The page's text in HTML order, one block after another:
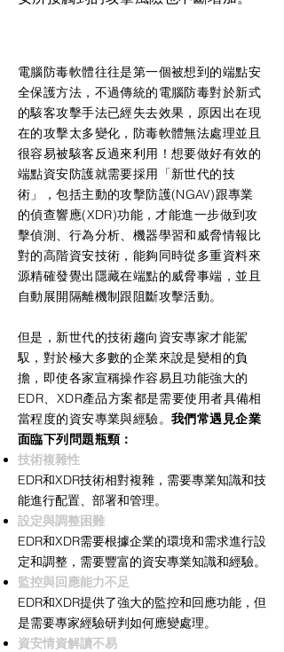
電腦防毒軟體往往是第一個被想到的端點安
全保護方法，不過傳統的電腦防毒對於新式
的駭客攻擊手法已經失去效果，原因出在現
在的攻擊太多變化，防毒軟體無法處理並且
很容易被駭客反過來利用！想要做好有效的
端點資安防護就需要採用「新世代的技
術」，包括主動的攻擊防護(NGAV)跟專業
的偵查響應(XDR)功能，才能進一步做到攻
擊偵測、行為分析、機器學習和威脅情報比
對的高階資安技術，能夠同時從多重資料來
源精確發覺出隱藏在端點的威脅事端，並且
自動展開隔離機制跟阻斷攻擊活動。
但是，新世代的技術趨向資安專家才能駕
馭，對於極大多數的企業來說是變相的負
擔，即使各家宣稱操作容易且功能強大的
EDR、XDR產品方案都是需要使用者具備相
當程度的資安專業與經驗。我們常遇見企業
面臨下列問題瓶頸：
技術複雜性
EDR和XDR技術相對複雜，需要專業知識和技
能進行配置、部署和管理。
設定與調整困難
EDR和XDR需要根據企業的環境和需求進行設
定和調整，需要豐富的資安專業知識和經驗。
監控與回應能力不足
EDR和XDR提供了強大的監控和回應功能，但
是需要專家經驗研判如何應變處理。
資安情資解讀不易